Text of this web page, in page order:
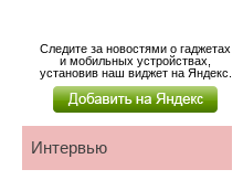
Следите за новостями о гаджетах
и мобильных устройствах,
установив наш виджет на Яндекс.
Интервью